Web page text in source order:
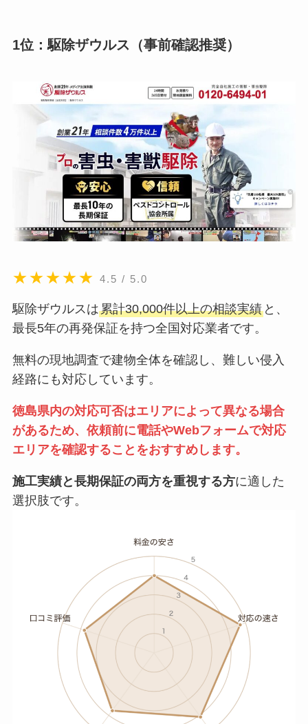
1位：駆除ザウルス（事前確認推奨）
★★★★★ 4.5 / 5.0
駆除ザウルスは累計30,000件以上の相談実績と、
最長5年の再発保証を持つ全国対応業者です。
無料の現地調査で建物全体を確認し、難しい侵入
経路にも対応しています。
徳島県内の対応可否はエリアによって異なる場合
があるため、依頼前に電話やWebフォームで対応
エリアを確認することをおすすめします。
施工実績と長期保証の両方を重視する方に適した
選択肢です。